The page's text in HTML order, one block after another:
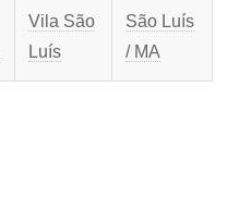
Vila São
Luís
São Luís
/ MA